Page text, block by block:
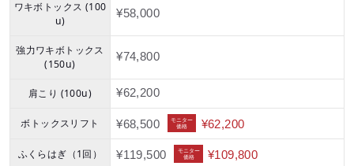
ワキボトックス (100
u)
¥58,000
強力ワキボトックス
(150u)
¥74,800
肩こり (100u) ¥62,200
ボトックスリフト ¥68,500
モニター
価格
¥62,200
ふくらはぎ（1回） ¥119,500
モニター
価格
¥109,800